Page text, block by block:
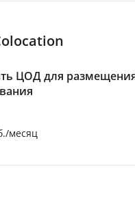
ЦОД для
месяц